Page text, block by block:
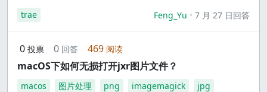
trae Feng_Yu 7 月 27 日回答
0 投票 0 回答 469 阅读
macOS下如何无损打开jxr图片文件？
macos 图片处理 png imagemagick
jpg